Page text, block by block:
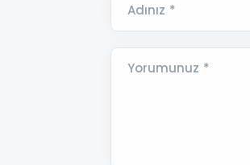
Adınız *
Yorumunuz *